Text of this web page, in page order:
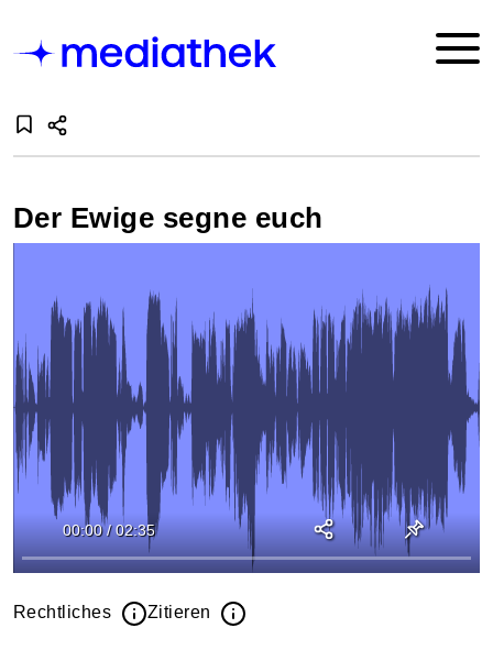
Der Ewige segne euch
00:00 / 02:35
Rechtliches Zitieren